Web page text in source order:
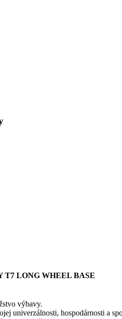
T7 LONG WHEEL BASE
výbavy.
univerzálnosti, hospodárnosti a